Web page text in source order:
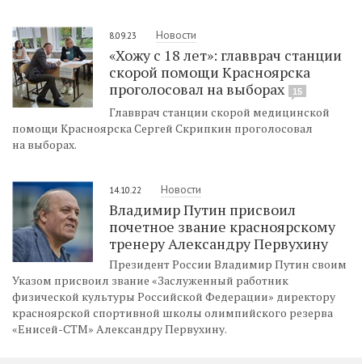
8.09.23 Новости
«Хожу с 18 лет»: главврач станции
скорой помощи Красноярска
проголосовал на выборах
15
Главврач станции скорой медицинской
помощи Красноярска Сергей Скрипкин проголосовал
на выборах.
14.10.22 Новости
Владимир Путин присвоил
почетное звание красноярскому
тренеру Александру Первухину
Президент России Владимир Путин своим
Указом присвоил звание «Заслуженный работник
физической культуры Российской Федерации» директору
красноярской спортивной школы олимпийского резерва
«Енисей-СТМ» Александру Первухину.